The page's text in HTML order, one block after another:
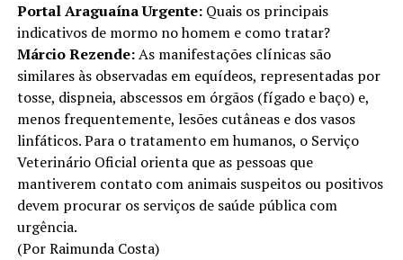
Portal Araguaína Urgente:Quais os principais
indicativos de mormo no homem e como tratar?
Márcio Rezende:As manifestações clínicas são
similares às observadas em equídeos, representadas por
tosse, dispneia, abscessos em órgãos (fígado e baço) e,
menos frequentemente, lesões cutâneas e dos vasos
linfáticos. Para o tratamento em humanos, o Serviço
Veterinário Oficial orienta que as pessoas que
mantiverem contato com animais suspeitos ou positivos
devem procurar os serviços de saúde pública com
urgência.
(Por Raimunda Costa)